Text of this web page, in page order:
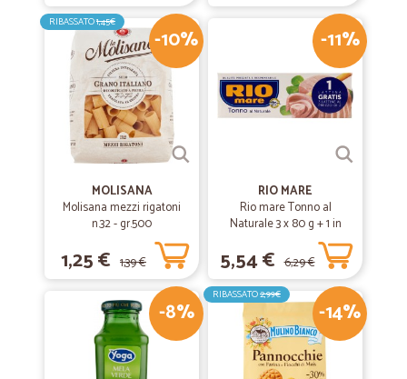
OK!!!!!
OK!!!!!!!!!!!!!!!!!!!!!
28/01/2021
—Marcello M.
Veloci e semplificati ok
Veloci e semplificati , tutto ok !!
27/10/2020
—Eleonora D.
tutto perfetto
tutto perfetto
30/09/2020
—Rogelio enrique B.
Qualita di supermercato ad un prezzo accessibile.
-10%
RIBASSATO1,45€
MOLISANA
Molisana mezzi rigatoni
n.32 - gr.500
1,25 € 1,39 €
-11%
RIO MARE
Rio mare Tonno al
Naturale 3 x 80 g + 1 in
5,54 € 6,29 €
-8% -14%
RIBASSATO2,99€